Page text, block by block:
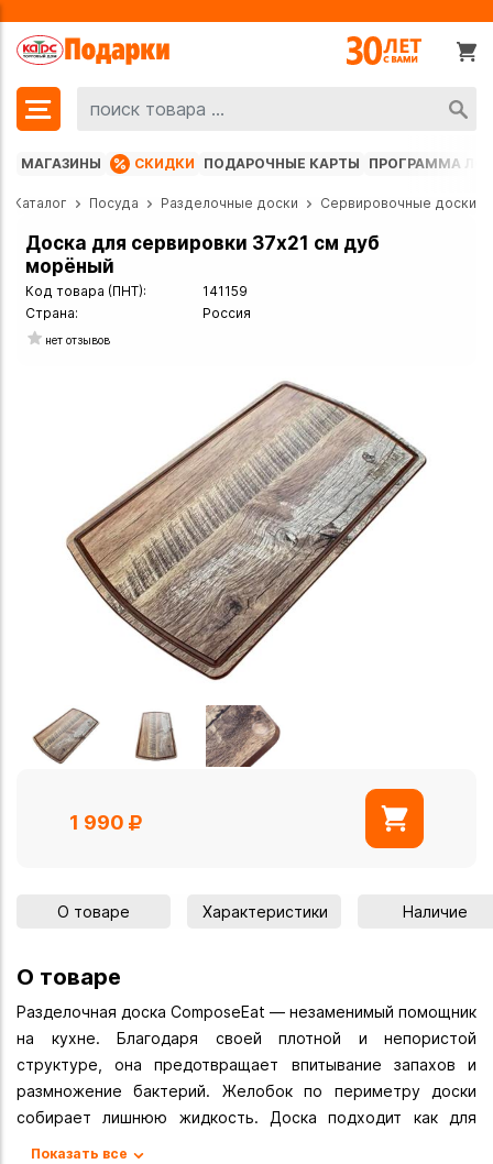
МАГАЗИНЫ СКИДКИ ПОДАРОЧНЫЕ КАРТЫ ПРОГРАММА
Каталог Посуда Разделочные доски Сервировочные доски
Доска для сервировки 37х21 см дуб
морёный
Код товара (ПНТ):
141159
Страна:
Россия
нет отзывов
1 990
О товаре Характеристики Наличие
О товаре
Разделочная доска ComposeEat — незаменимый помощник
на кухне. Благодаря своей плотной и непористой
структуре, она предотвращает впитывание запахов и
размножение бактерий. Желобок по периметру доски
собирает лишнюю жидкость. Доска подходит как для
Показать все